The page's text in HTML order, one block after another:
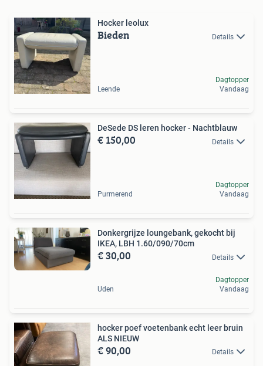
Hocker leolux
Bieden Details
Leende
Dagtopper
Vandaag
DeSede DS leren hocker - Nachtblauw
€ 150,00 Details
Purmerend
Dagtopper
Vandaag
Donkergrijze loungebank, gekocht bij
IKEA, LBH 1.60/090/70cm
€ 30,00 Details
Uden
Dagtopper
Vandaag
hocker poef voetenbank echt leer bruin
ALS NIEUW
€ 90,00 Details